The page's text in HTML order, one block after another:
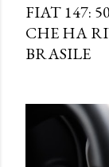
FIAT 147:
CHE HA
BRASILE